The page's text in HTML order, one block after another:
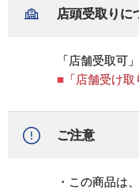
店頭受取りに
「店舗受取可
■「店舗受け取
ご注意
・この商品は